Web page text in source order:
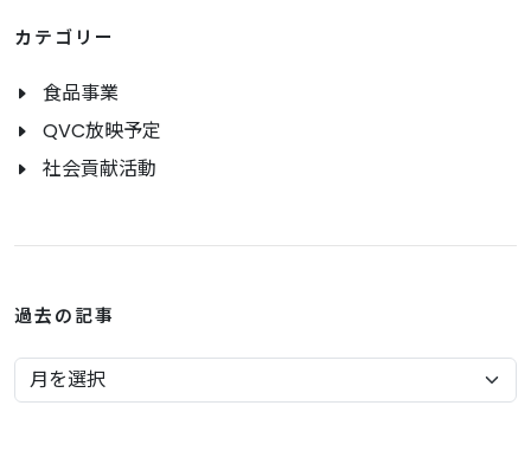
カテゴリー
食品事業
QVC放映予定
社会貢献活動
過去の記事